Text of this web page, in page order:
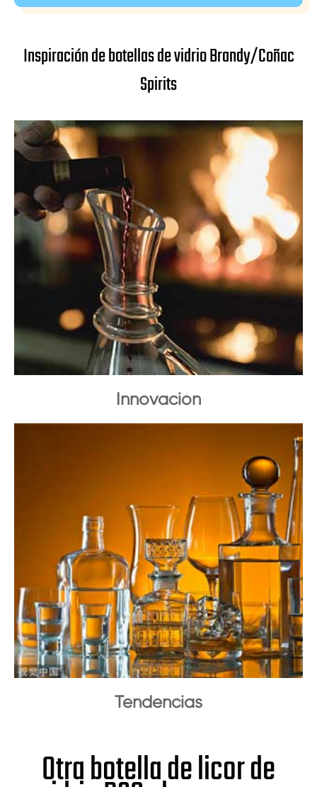
Inspiración de botellas de vidrio Brandy/Coñac
Spirits
Innovación
Tendencias
Otra botella de licor de